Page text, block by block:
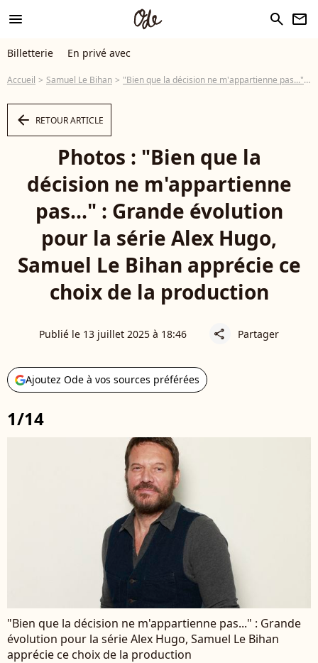
menu search newsletter
Billetterie En privé avec
Accueil Samuel Le Bihan "Bien que la décision ne m'appartienne pas..." : Grande évolution pour la série Alex Hugo, Samuel Le Bihan apprécie ce choix de la production
arrow_left RETOUR ARTICLE
Photos : "Bien que la
décision ne m'appartienne
pas..." : Grande évolution
pour la série Alex Hugo,
Samuel Le Bihan apprécie ce
choix de la production
Publié le 13 juillet 2025 à 18:46 share Partager
Ajoutez Ode à vos sources préférées
1/14
"Bien que la décision ne m'appartienne pas..." : Grande
évolution pour la série Alex Hugo, Samuel Le Bihan
apprécie ce choix de la production